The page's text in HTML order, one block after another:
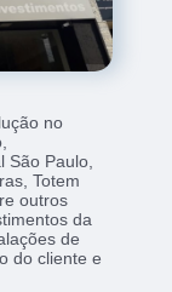
no
São Paulo,
Totem
outros
da
de
do cliente e